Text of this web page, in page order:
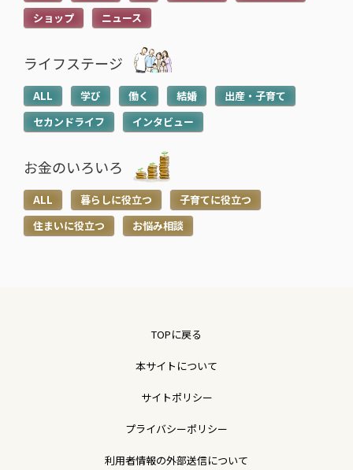
ショップ
ニュース
ライフステージ
ALL 学び 働く 結婚
出産・子育て
セカンドライフ
インタビュー
お金のいろいろ
ALL 暮らしに役立つ
子育てに役立つ
住まいに役立つ
お悩み相談
TOPに戻る
本サイトについて
サイトポリシー
プライバシーポリシー
利用者情報の外部送信について